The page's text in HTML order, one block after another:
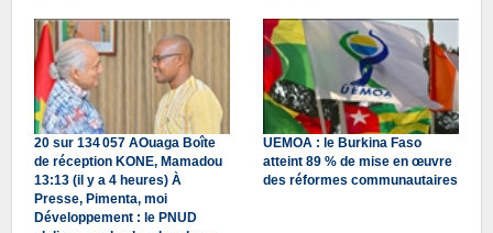
20 sur 134 057 AOuaga Boîte
de réception KONE, Mamadou
13:13 (il y a 4 heures) À
Presse, Pimenta, moi
Développement : le PNUD
UEMOA : le Burkina Faso
atteint 89 % de mise en œuvre
des réformes communautaires